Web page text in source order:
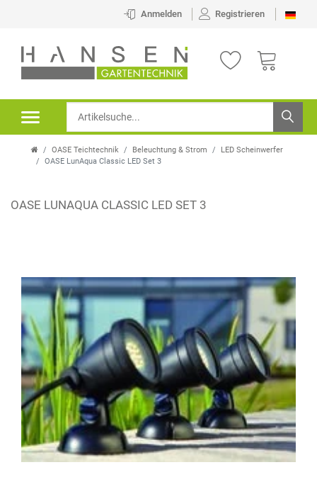
Anmelden Registrieren
OASE Teichtechnik Beleuchtung & Strom
LED Scheinwerfer
OASE LunAqua Classic LED Set 3
OASE LUNAQUA CLASSIC LED SET 3